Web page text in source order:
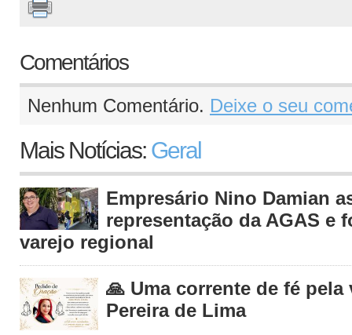
Comentários
Nenhum Comentário. Deixe o seu
Mais Notícias: Geral
Empresário Nino Damian
representação da AGAS e
varejo regional
🙏 Uma corrente de fé pela
Pereira de Lima